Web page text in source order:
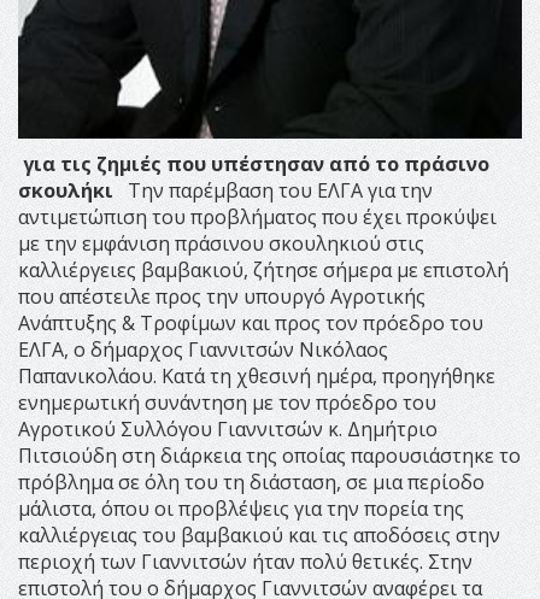
για τις ζημιές που υπέστησαν από το πράσινο
σκουλήκι Την παρέμβαση του ΕΛΓΑ για την
αντιμετώπιση του προβλήματος που έχει προκύψει
με την εμφάνιση πράσινου σκουληκιού στις
καλλιέργειες βαμβακιού, ζήτησε σήμερα με επιστολή
που απέστειλε προς την υπουργό Αγροτικής
Ανάπτυξης & Τροφίμων και προς τον πρόεδρο του
ΕΛΓΑ, ο δήμαρχος Γιαννιτσών Νικόλαος
Παπανικολάου. Κατά τη χθεσινή ημέρα, προηγήθηκε
ενημερωτική συνάντηση με τον πρόεδρο του
Αγροτικού Συλλόγου Γιαννιτσών κ. Δημήτριο
Πιτσιούδη στη διάρκεια της οποίας παρουσιάστηκε το
πρόβλημα σε όλη του τη διάσταση, σε μια περίοδο
μάλιστα, όπου οι προβλέψεις για την πορεία της
καλλιέργειας του βαμβακιού και τις αποδόσεις στην
περιοχή των Γιαννιτσών ήταν πολύ θετικές. Στην
επιστολή του ο δήμαρχος Γιαννιτσών αναφέρει τα